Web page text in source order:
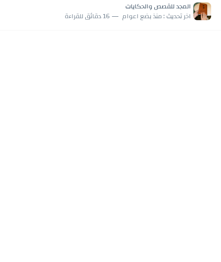
المجد للقصص والحكايات
اخر تحديث :منذ بضع اعوام 16 دقائق للقراءة